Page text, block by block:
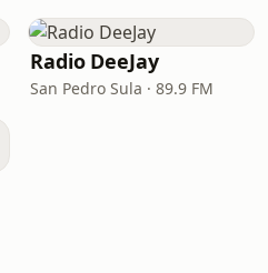
Radio DeeJay
San Pedro Sula · 89.9 FM